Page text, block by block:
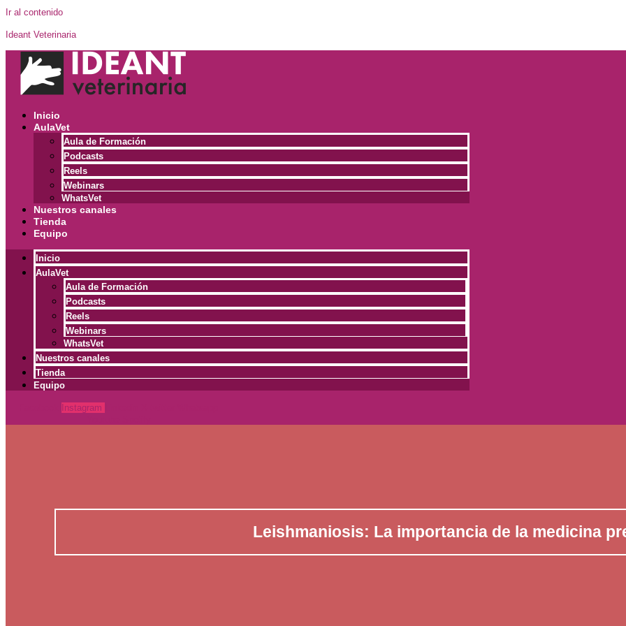
Ir al contenido
Ideant Veterinaria
Inicio
AulaVet
Aula de Formación
Podcasts
Reels
Webinars
WhatsVet
Nuestros canales
Tienda
Equipo
Inicio
AulaVet
Aula de Formación
Podcasts
Reels
Webinars
WhatsVet
Nuestros canales
Tienda
Equipo
Instagram
Leishmaniosis: La importancia de la medicina